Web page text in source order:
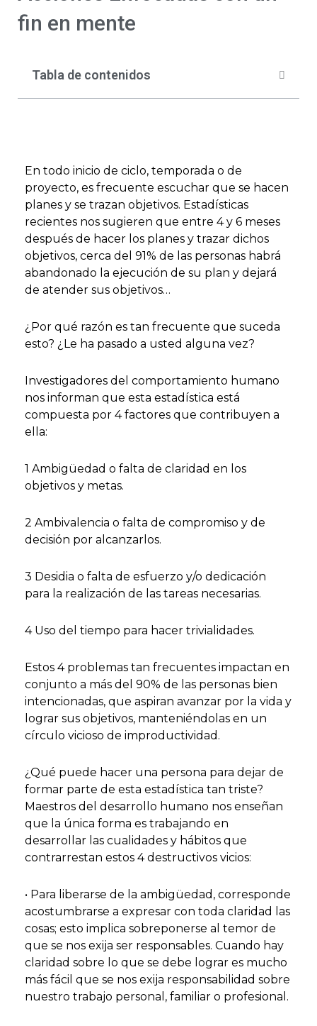
fin en mente
Tabla de contenidos
En todo inicio de ciclo, temporada o de
proyecto, es frecuente escuchar que se hacen
planes y se trazan objetivos. Estadísticas
recientes nos sugieren que entre 4 y 6 meses
después de hacer los planes y trazar dichos
objetivos, cerca del 91% de las personas habrá
abandonado la ejecución de su plan y dejará
de atender sus objetivos…
¿Por qué razón es tan frecuente que suceda
esto? ¿Le ha pasado a usted alguna vez?
Investigadores del comportamiento humano
nos informan que esta estadística está
compuesta por 4 factores que contribuyen a
ella:
1 Ambigüedad o falta de claridad en los
objetivos y metas.
2 Ambivalencia o falta de compromiso y de
decisión por alcanzarlos.
3 Desidia o falta de esfuerzo y/o dedicación
para la realización de las tareas necesarias.
4 Uso del tiempo para hacer trivialidades.
Estos 4 problemas tan frecuentes impactan en
conjunto a más del 90% de las personas bien
intencionadas, que aspiran avanzar por la vida y
lograr sus objetivos, manteniéndolas en un
círculo vicioso de improductividad.
¿Qué puede hacer una persona para dejar de
formar parte de esta estadística tan triste?
Maestros del desarrollo humano nos enseñan
que la única forma es trabajando en
desarrollar las cualidades y hábitos que
contrarrestan estos 4 destructivos vicios:
• Para liberarse de la ambigüedad, corresponde
acostumbrarse a expresar con toda claridad las
cosas; esto implica sobreponerse al temor de
que se nos exija ser responsables. Cuando hay
claridad sobre lo que se debe lograr es mucho
más fácil que se nos exija responsabilidad sobre
nuestro trabajo personal, familiar o profesional.